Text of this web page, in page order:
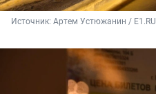
Источник: Артем Устюжанин / E1.RU